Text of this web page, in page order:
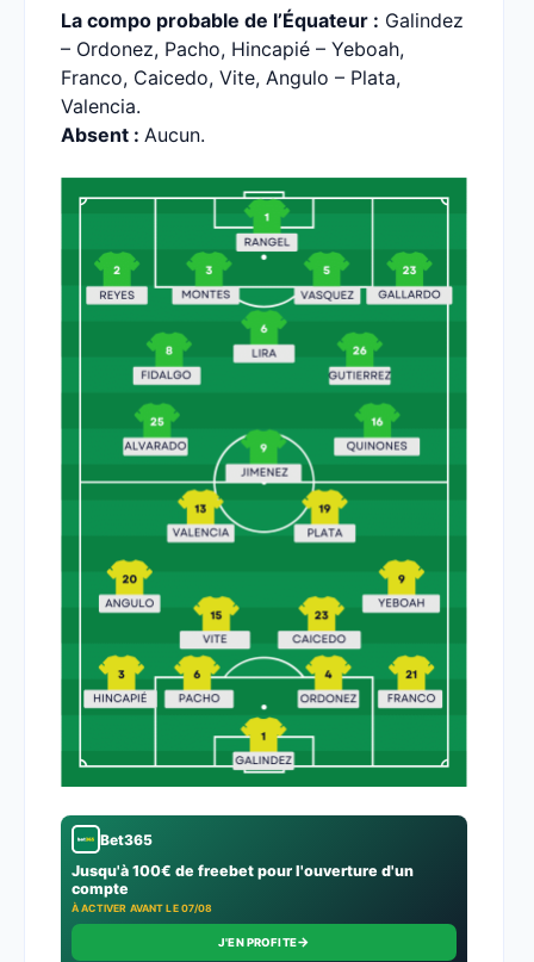
La compo probable de l’Équateur : Galindez
– Ordonez, Pacho, Hincapié – Yeboah,
Franco, Caicedo, Vite, Angulo – Plata,
Valencia.
Absent : Aucun.
Bet365
Jusqu'à 100€ de freebet pour l'ouverture d'un
compte
À ACTIVER AVANT LE 07/08
J'EN PROFITE→